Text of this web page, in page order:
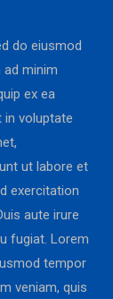
do eiusmod
ad minim
ex ea
in voluptate
ut labore et
exercitation
aute irure
fugiat. Lorem
tempor
veniam, quis